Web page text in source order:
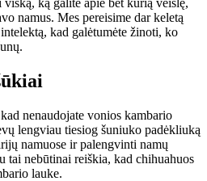
ką galite apie bet kurią veislę,
namus. Mes pereisime dar keletą
kad galėtumėte žinoti, ko
nenaudojate vonios kambario
lengviau tiesiog šuniuko padėkliuką
namuose ir palengvinti namų
tai nebūtinai reiškia, kad chihuahuos
lauke.